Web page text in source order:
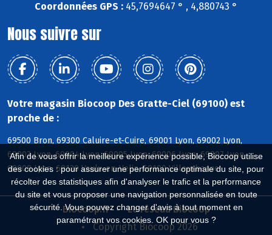
Afin de vous offrir la meilleure expérience possible, Biocoop utilise
des cookies : pour assurer une performance optimale du site, pour
récolter des statistiques afin d'analyser le trafic et la performance
du site et vous proposer une navigation personnalisée en toute
sécurité. Vous pouvez changer d'avis à tout moment en
paramétrant vos cookies. OK pour vous ?
Coordonnées GPS : 45,7694647 ° , 4,880743 °
Nous suivre sur
Votre magasin Biocoop Des Gratte-Ciel (69100) est
proche de :
69500 Bron, 69300 Caluire-et-Cuire, 69001 Lyon, 69002 Lyon,
69003 Lyon, 69004 Lyon, 69005 Lyon, 69006 Lyon, 69007 Lyon,
69008 Lyon, 69120 Vaulx-en-Velin, 69100 Villeurbanne
Biocoop.fr
Le réseau Biocoop
Copyright Biocoop 2026